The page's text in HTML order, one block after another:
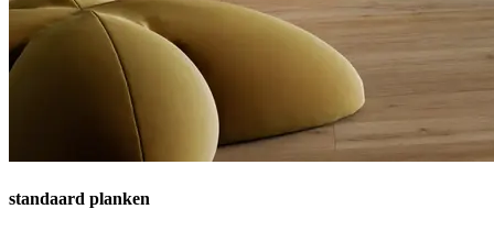
standaard planken